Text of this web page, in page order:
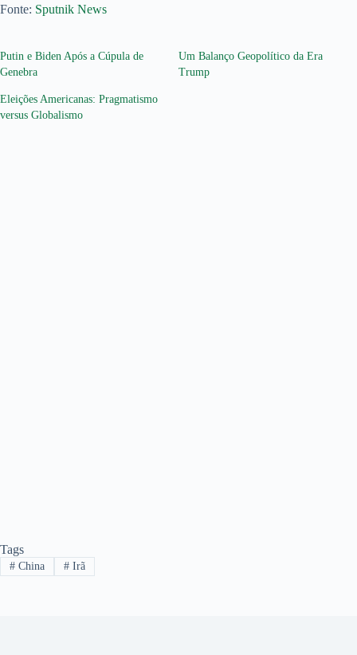
Fonte: Sputnik News
Putin e Biden Após a Cúpula de
Genebra
Um Balanço Geopolítico da Era
Trump
Eleições Americanas: Pragmatismo
versus Globalismo
Tags
#China #Irã